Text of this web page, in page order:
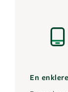
En